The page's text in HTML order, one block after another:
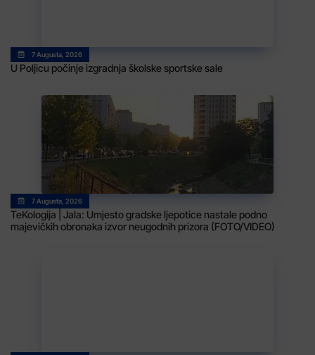
7 Augusta, 2026
U Poljicu počinje izgradnja školske sportske sale
7 Augusta, 2026
TeKologija | Jala: Umjesto gradske ljepotice nastale podno
majevičkih obronaka izvor neugodnih prizora (FOTO/VIDEO)